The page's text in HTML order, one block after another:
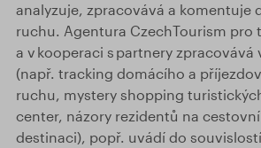
analyzuje, zpracovává a komentuje
ruchu. Agentura CzechTourism pro
a v kooperaci s partnery zpracovává
(např. tracking domácího a
ruchu, mystery shopping
center, názory rezidentů na
destinaci), popř. uvádí do